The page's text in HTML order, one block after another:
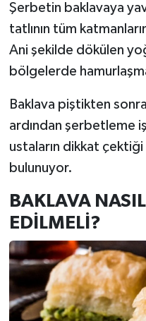
Şerbetin baklavaya
tatlının tüm
Ani şekilde dökülen
bölgelerde
Baklava piştikten
ardından şerbetleme
ustaların dikkat
bulunuyor.
BAKLAVA
EDİLMELİ?